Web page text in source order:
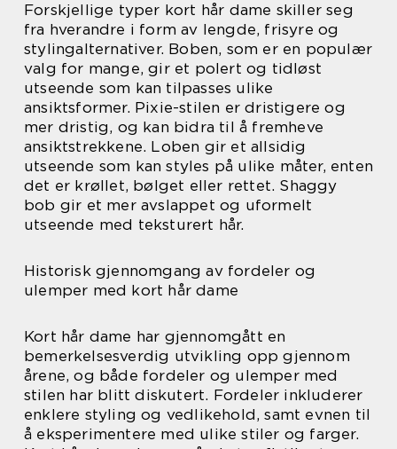
Forskjellige typer kort hår dame skiller seg
fra hverandre i form av lengde, frisyre og
stylingalternativer. Boben, som er en populær
valg for mange, gir et polert og tidløst
utseende som kan tilpasses ulike
ansiktsformer. Pixie-stilen er dristigere og
mer dristig, og kan bidra til å fremheve
ansiktstrekkene. Loben gir et allsidig
utseende som kan styles på ulike måter, enten
det er krøllet, bølget eller rettet. Shaggy
bob gir et mer avslappet og uformelt
utseende med teksturert hår.
Historisk gjennomgang av fordeler og
ulemper med kort hår dame
Kort hår dame har gjennomgått en
bemerkelsesverdig utvikling opp gjennom
årene, og både fordeler og ulemper med
stilen har blitt diskutert. Fordeler inkluderer
enklere styling og vedlikehold, samt evnen til
å eksperimentere med ulike stiler og farger.